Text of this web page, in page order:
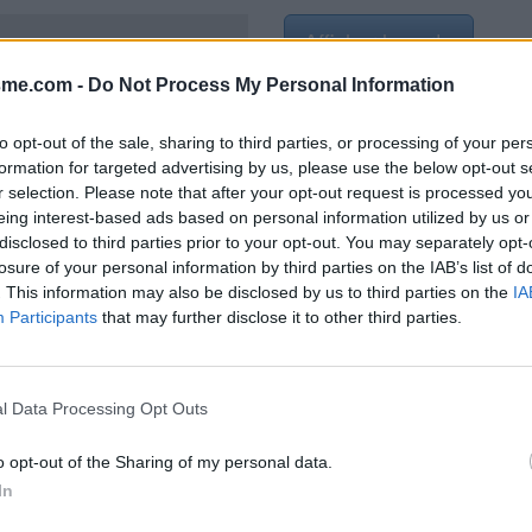
- Do Not Process My Personal Information
opt-out of the sale, sharing to third parties, or processing of your
for targeted advertising by us, please use the below opt-out
selection. Please note that after your opt-out request is processed
interest-based ads based on personal information utilized by us
to third parties prior to your opt-out. You may separately
of your personal information by third parties on the IAB’s list of
This information may also be disclosed by us to third parties on the
Participants that may further disclose it to other third parties.
Data Processing Opt Outs
opt-out of the Sharing of my personal data.
Afficher la carte